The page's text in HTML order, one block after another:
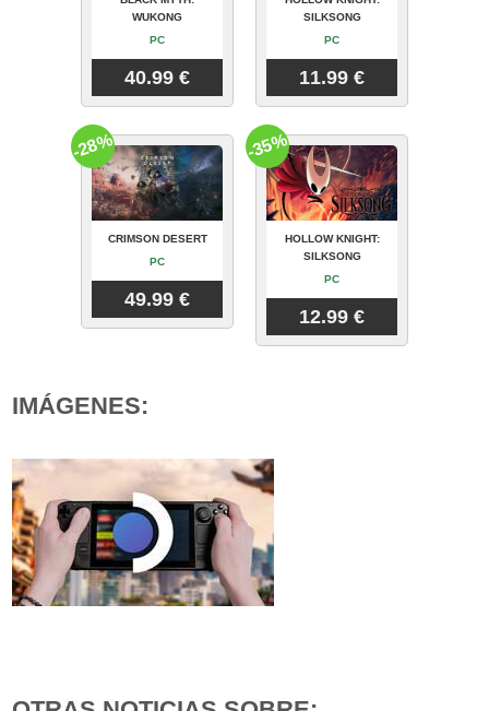
WUKONG
PC
40.99 €
SILKSONG
PC
11.99 €
CRIMSON DESERT
PC
49.99 €
-28%
HOLLOW KNIGHT:
SILKSONG
PC
12.99 €
-35%
IMÁGENES: